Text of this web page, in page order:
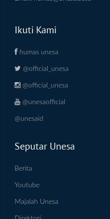
Ikuti Kami
humas unesa
@official_unesa
@official_unesa
@unesaofficial
@unesaid
Seputar Unesa
Berita
Youtube
Majalah Unesa